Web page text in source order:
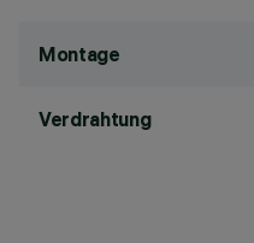
Montage
Verdrahtung